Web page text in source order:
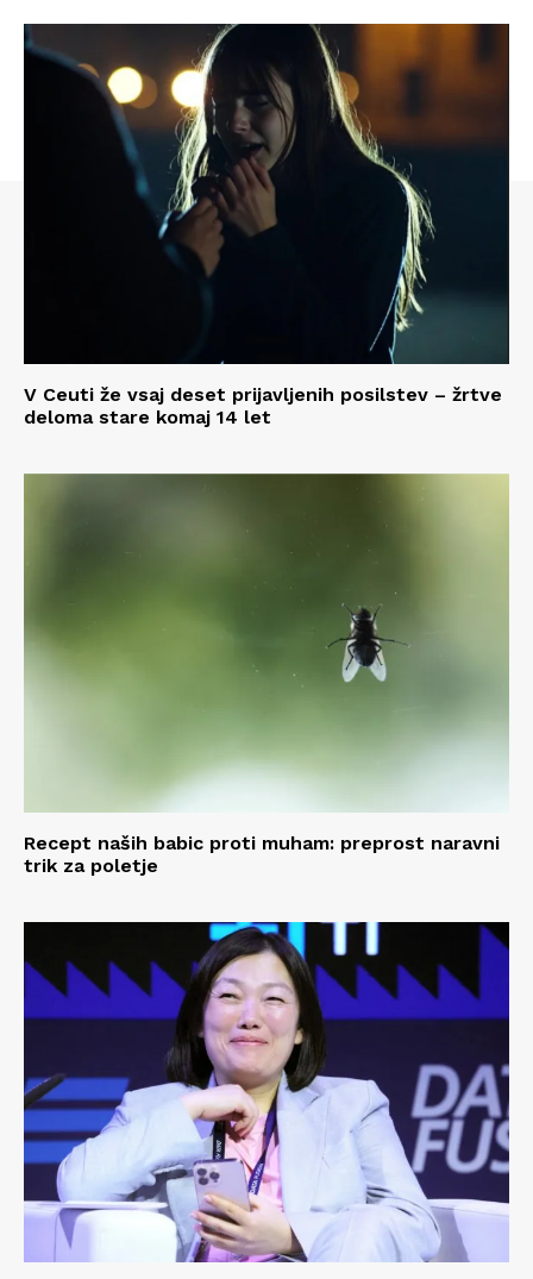
V Ceuti že vsaj deset prijavljenih posilstev – žrtve
deloma stare komaj 14 let
Recept naših babic proti muham: preprost naravni
trik za poletje